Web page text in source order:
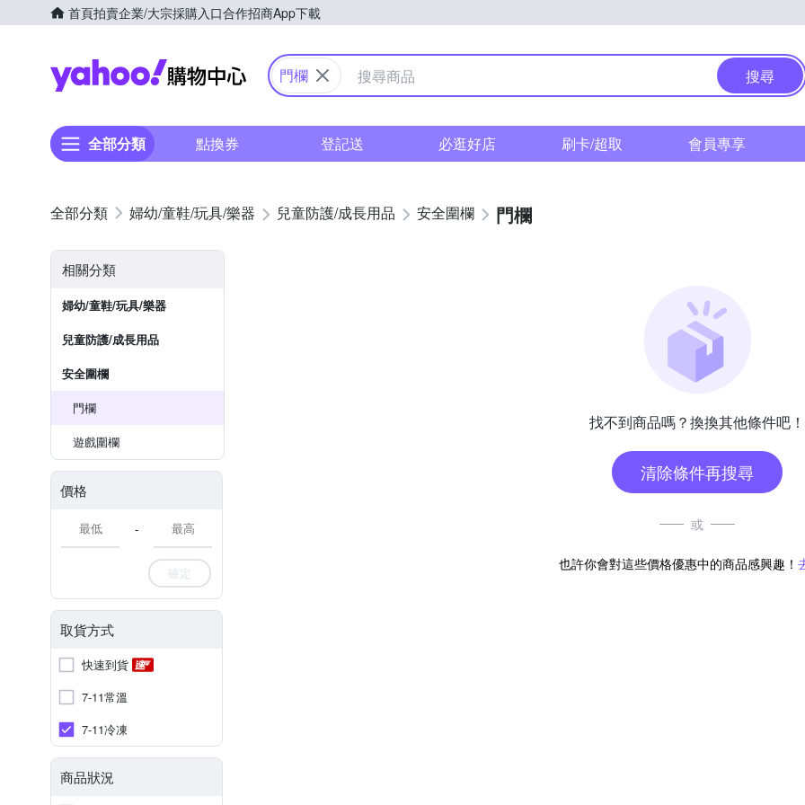
首頁拍賣企業/大宗採購入口合作招商App下載
Yahoo購物中心
門欄 搜尋
全部分類 點換券 登記送 必逛好店 刷卡/超取 會員專享
婦幼/童鞋/玩具/樂器 兒童防護/成長用品 安全圍欄 門欄
相關分類
婦幼/童鞋/玩具/樂器
兒童防護/成長用品
安全圍欄
門欄
遊戲圍欄
價格
-
確定
取貨方式
快速到貨
7-11常溫
7-11冷凍
商品狀況
找不到商品嗎？換換其他條件吧！
清除條件再搜尋
或
也許你會對這些價格優惠中的商品感興趣！